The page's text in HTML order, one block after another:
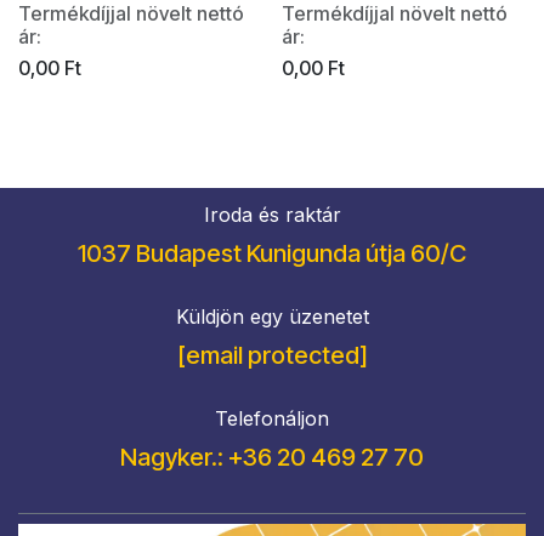
Termékdíjjal növelt nettó
ár:
0,00 Ft
Termékdíjjal növelt nettó
ár:
0,00Ft
Iroda és raktár
1037 Budapest Kunigunda útja 60/C
Küldjön egy üzenetet
[email protected]
Telefonáljon
Nagyker.: +36 20 469 27 70